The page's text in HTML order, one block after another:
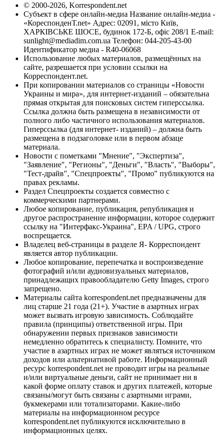
© 2000-2026, Korrespondent.net
Субъект в сфере онлайн-медиа Название онлайн-медиа -
«КореспонденТ.net» Адрес: 02091, місто Київ,
ХАРКІВСЬКЕ ШОСЕ, будинок 172-Б, офіс 208/1 E-mail:
sunlight@mediadim.com.ua Телефон: 044-205-43-00
Идентификатор медиа - R40-06068
Использование любых материалов, размещённых на
сайте, разрешается при условии ссылки на
Корреспондент.net.
При копировании материалов со страницы «Новости
Украины и мира», для интернет-изданий – обязательна
прямая открытая для поисковых систем гиперссылка.
Ссылка должна быть размещена в независимости от
полного либо частичного использования материалов.
Гиперссылка (для интернет- изданий) – должна быть
размещена в подзаголовке или в первом абзаце
материала.
Новости с пометками "Мнение", "Экспертиза",
"Заявление", "Регионы", "Деньги", "Власть", "Выборы",
"Тест-драйв", "Спецпроекты", "Промо" публикуются на
правах рекламы.
Раздел Спецпроекты создается совместно с
коммерческими партнерами.
Любое копирование, публикация, републикация и
другое распространение информации, которое содержит
ссылку на "Интерфакс-Украина", EPA / UPG, строго
воспрещается.
Владелец веб-страницы в разделе Я- Корреспондент
является автор публикации.
Любое копирование, перепечатка и воспроизведение
фотографий и/или аудиовизуальных материалов,
принадлежащих правообладателю Getty Images, строго
запрещено.
Материалы сайта korrespondent.net предназначены для
лиц старше 21 года (21+). Участие в азартных играх
может вызвать игровую зависимость. Соблюдайте
правила (принципы) ответственной игры. При
обнаружении первых признаков зависимости
немедленно обратитесь к специалисту. Помните, что
участие в азартных играх не может являться источником
доходов или альтернативой работе. Информационный
ресурс korrespondent.net не проводит игры на реальные
и/или виртуальные деньги, сайт не принимает ни в
какой форме оплату ставок и других платежей, которые
связаны/могут быть связаны с азартными играми,
букмекерами или тотализаторами. Какие-либо
материалы на информационном ресурсе
korrespondent.net публикуются исключительно в
информационных целях.